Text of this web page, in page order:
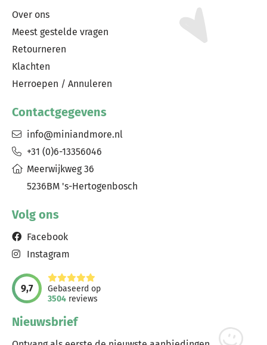
Over ons
Meest gestelde vragen
Retourneren
Klachten
Herroepen / Annuleren
Contactgegevens
info@miniandmore.nl
+31 (0)6-13356046
Meerwijkweg 36
5236BM 's-Hertogenbosch
Volg ons
Facebook
Instagram
9,7
Gebaseerd op
3504 reviews
Nieuwsbrief